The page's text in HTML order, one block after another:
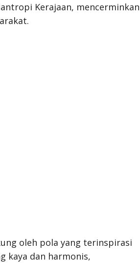
Kerajaan, mencerminkan
oleh pola yang terinspirasi
kaya dan harmonis,